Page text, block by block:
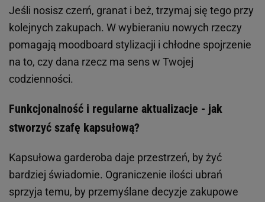
Jeśli nosisz czerń, granat i beż, trzymaj się tego przy
kolejnych zakupach. W wybieraniu nowych rzeczy
pomagają moodboard stylizacji i chłodne spojrzenie
na to, czy dana rzecz ma sens w Twojej
codzienności.
Funkcjonalność i regularne aktualizacje - jak
stworzyć szafę kapsułową?
Kapsułowa garderoba daje przestrzeń, by żyć
bardziej świadomie. Ograniczenie ilości ubrań
sprzyja temu, by przemyślane decyzje zakupowe